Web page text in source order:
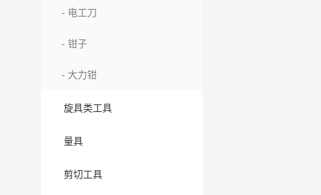
- 电工刀
- 钳子
- 大力钳
旋具类工具
量具
剪切工具